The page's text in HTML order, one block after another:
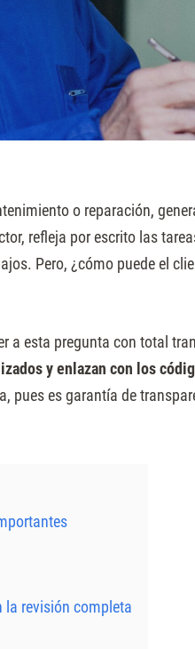
o reparación,
refleja por escrito las
Pero, ¿cómo puede el
a esta pregunta con total
y enlazan con los
pues es garantía de
la revisión completa